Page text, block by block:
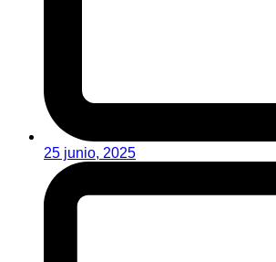
25 junio, 2025